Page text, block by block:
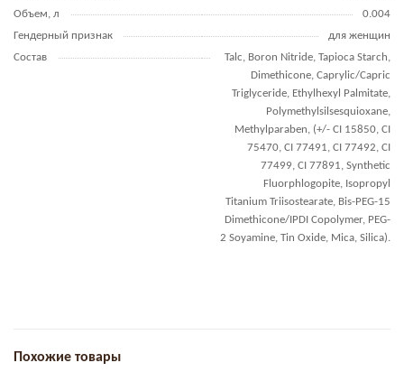
Объем, л
0.004
Гендерный признак
для женщин
Состав
Talc, Boron Nitride, Tapioca Starch,
Dimethicone, Caprylic/Capric
Triglyceride, Ethylhexyl Palmitate,
Polymethylsilsesquioxane,
Methylparaben, (+/- CI 15850, CI
75470, CI 77491, CI 77492, CI
77499, CI 77891, Synthetic
Fluorphlogopite, Isopropyl
Titanium Triisostearate, Bis-PEG-15
Dimethicone/IPDI Copolymer, PEG-
2 Soyamine, Tin Oxide, Mica, Silica).
Похожие товары